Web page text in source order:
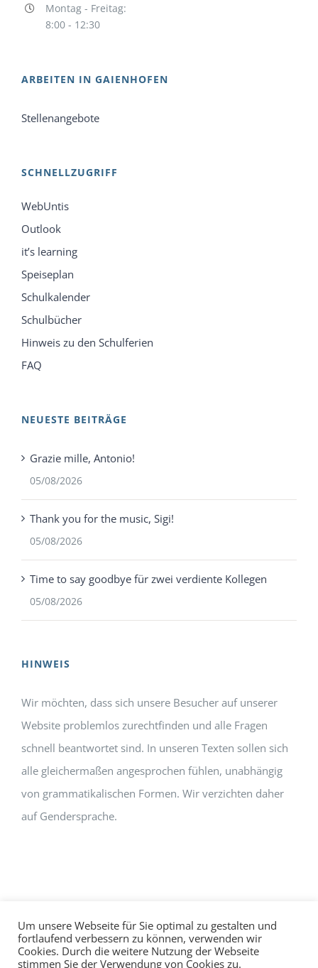
Montag - Freitag:
8:00 - 12:30
ARBEITEN IN GAIENHOFEN
Stellenangebote
SCHNELLZUGRIFF
WebUntis
Outlook
it’s learning
Speiseplan
Schulkalender
Schulbücher
Hinweis zu den Schulferien
FAQ
NEUESTE BEITRÄGE
Grazie mille, Antonio!
05/08/2026
Thank you for the music, Sigi!
05/08/2026
Time to say goodbye für zwei verdiente Kollegen
05/08/2026
HINWEIS
Wir möchten, dass sich unsere Besucher auf unserer
Website problemlos zurechtfinden und alle Fragen
schnell beantwortet sind. In unseren Texten sollen sich
alle gleichermaßen angesprochen fühlen, unabhängig
von grammatikalischen Formen. Wir verzichten daher
auf Gendersprache.
Impressum Datenschutz©hallo!rot
Um unsere Webseite für Sie optimal zu gestalten und
fortlaufend verbessern zu können, verwenden wir
Cookies. Durch die weitere Nutzung der Webseite
stimmen Sie der Verwendung von Cookies zu.